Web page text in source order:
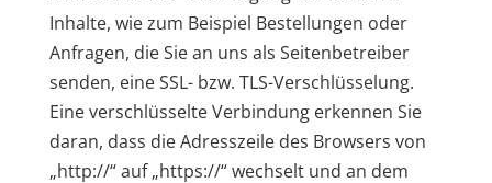
Inhalte, wie zum Beispiel Bestellungen oder
Anfragen, die Sie an uns als Seitenbetreiber
senden, eine SSL- bzw. TLS-Verschlüsselung.
Eine verschlüsselte Verbindung erkennen Sie
daran, dass die Adresszeile des Browsers von
„http://“ auf „https://“ wechselt und an dem